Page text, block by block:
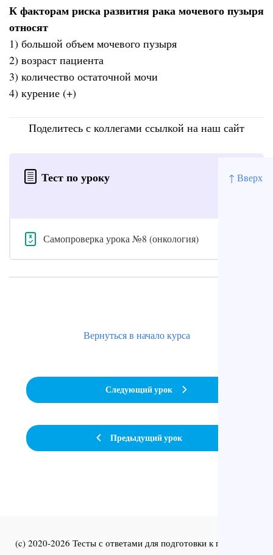
↑ Вверх
К факторам риска развития рака мочевого пузыря
относят
1) большой объем мочевого пузыря
2) возраст пациента
3) количество остаточной мочи
4) курение (+)
Поделитесь с коллегами ссылкой на наш сайт
Тест по уроку
Самопроверка урока №8 (онкология)
Предыдущий урок
Вернуться в начало курса
Следующий урок
(c) 2020-2026 Тесты с ответами для подготовки к первичной